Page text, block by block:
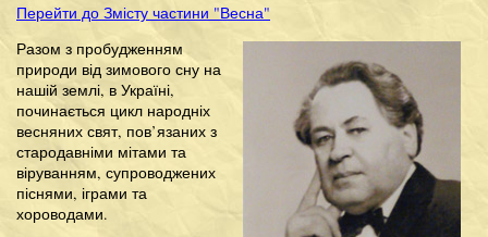
Перейти до Змісту частини "Весна"
Разом з пробудженням
природи від зимового сну на
нашій землі, в Україні,
починається цикл народніх
весняних свят, пов’язаних з
стародавніми мітами та
віруванням, супроводжених
піснями, іграми та
хороводами.